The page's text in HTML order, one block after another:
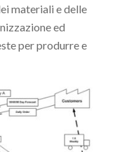
materiali e delle
ed
per produrre e